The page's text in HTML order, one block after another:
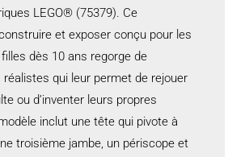
LEGO® (75379). Ce
et exposer conçu pour les
dès 10 ans regorge de
qui leur permet de rejouer
ou d’inventer leurs propres
inclut une tête qui pivote à
troisième jambe, un périscope et